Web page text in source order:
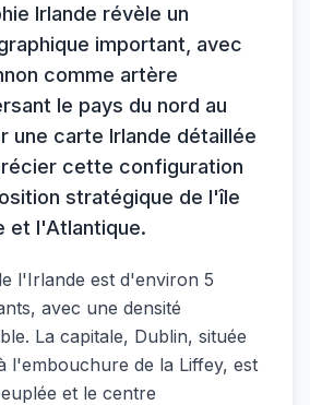
Irlande révèle un
important, avec
comme artère
le pays du nord au
une carte Irlande détaillée
cette configuration
stratégique de l'île
et l'Atlantique.
l'Irlande est d'environ 5
avec une densité
La capitale, Dublin, située
l'embouchure de la Liffey, est
et le centre